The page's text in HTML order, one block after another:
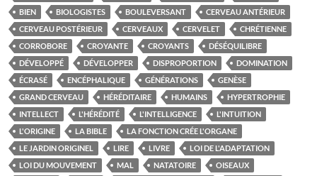
BIEN
BIOLOGISTES BOULEVERSANT
CERVEAU ANTÉRIEUR
CERVEAU POSTÉRIEUR
CERVEAUX CERVELET
CHRÉTIENNE
CORROBORE
CROYANTE CROYANTS
DÉSÉQUILIBRE
DÉVELOPPÉ
DÉVELOPPER DISPROPORTION
DOMINATION
ÉCRASÉ
ENCÉPHALIQUE GÉNÉRATIONS
GENÈSE
GRAND CERVEAU
HÉRÉDITAIRE HUMAINS
HYPERTROPHIE
INTELLECT
L'HÉRÉDITÉ L'INTELLIGENCE
L'INTUITION
L'ORIGINE
LA BIBLE
LA FONCTION CRÉE L'ORGANE
LE JARDIN ORIGINEL
LIRE LIVRE
LOI DE L'ADAPTATION
LOI DU MOUVEMENT
MAL NATATOIRE
OISEAUX